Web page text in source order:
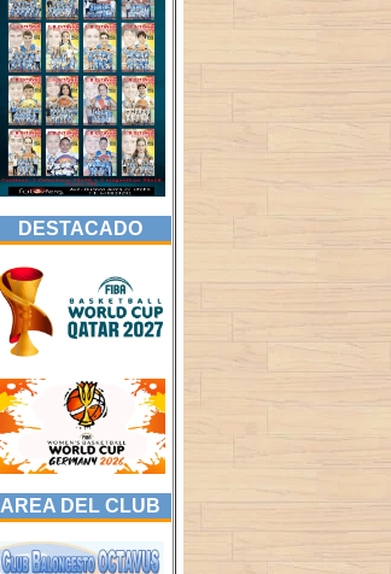
DESTACADO
AREA DEL CLUB